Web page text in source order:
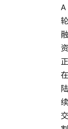
A
轮
融
资
正
在
陆
续
交